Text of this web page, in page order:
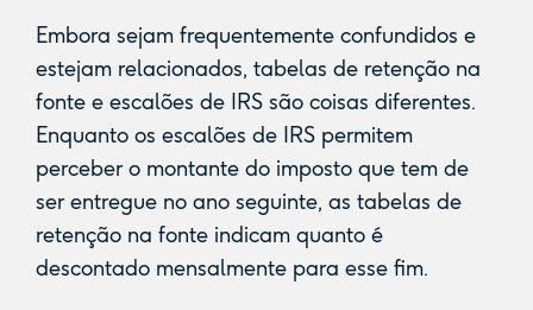
Embora sejam frequentemente confundidos e
estejam relacionados, tabelas de retenção na
fonte e escalões de IRS são coisas diferentes.
Enquanto os escalões de IRS permitem
perceber o montante do imposto que tem de
ser entregue no ano seguinte, as tabelas de
retenção na fonte indicam quanto é
descontado mensalmente para esse fim.